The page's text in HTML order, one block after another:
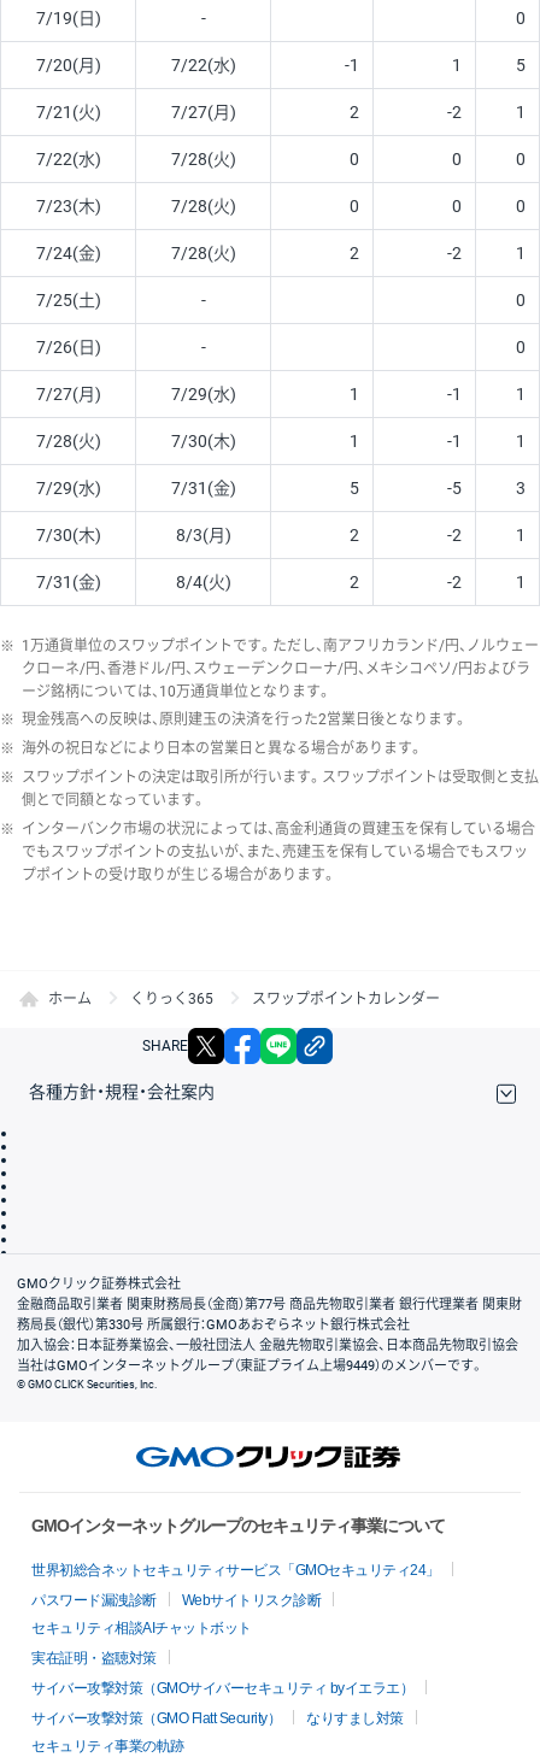
7/19(日) - 0
7/20(月) 7/22(水) -1 1 5
7/21(火) 7/27(月) 2 -2 1
7/22(水) 7/28(火) 0 0 0
7/23(木) 7/28(火) 0 0 0
7/24(金) 7/28(火) 2 -2 1
7/25(土) - 0
7/26(日) - 0
7/27(月) 7/29(水) 1 -1 1
7/28(火) 7/30(木) 1 -1 1
7/29(水) 7/31(金) 5 -5 3
7/30(木) 8/3(月) 2 -2 1
7/31(金) 8/4(火) 2 -2 1
※ 1万通貨単位のスワップポイントです。ただし、南アフリカランド/円、ノルウェー
クローネ/円、香港ドル/円、スウェーデンクローナ/円、メキシコペソ/円およびラ
ージ銘柄については、10万通貨単位となります。
※ 現金残高への反映は、原則建玉の決済を行った2営業日後となります。
※ 海外の祝日などにより日本の営業日と異なる場合があります。
※ スワップポイントの決定は取引所が行います。スワップポイントは受取側と支払
側とで同額となっています。
※ インターバンク市場の状況によっては、高金利通貨の買建玉を保有している場合
でもスワップポイントの支払いが、また、売建玉を保有している場合でもスワッ
プポイントの受け取りが生じる場合があります。
ホーム くりっく365 スワップポイントカレンダー
SHARE X facebook
各種方針・規程・会社案内
会社案内
GMOクリック証券株式会社
金融商品取引業者 関東財務局長（金商）第77号 商品先物取引業者 銀行代理業者 関東財
務局長（銀代）第330号 所属銀行：GMOあおぞらネット銀行株式会社
加入協会：日本証券業協会、一般社団法人 金融先物取引業協会、日本商品先物取引協会
当社はGMOインターネットグループ（東証プライム上場9449）のメンバーです。
© GMO CLICK Securities, Inc.
GMOインターネットグループのセキュリティ事業について
世界初総合ネットセキュリティサービス「GMOセキュリティ24」
パスワード漏洩診断
Webサイトリスク診断
セキュリティ相談AIチャットボット
実在証明・盗聴対策
サイバー攻撃対策（GMOサイバーセキュリティ byイエラエ）
サイバー攻撃対策（GMO Flatt Security）
なりすまし対策
セキュリティ事業の軌跡